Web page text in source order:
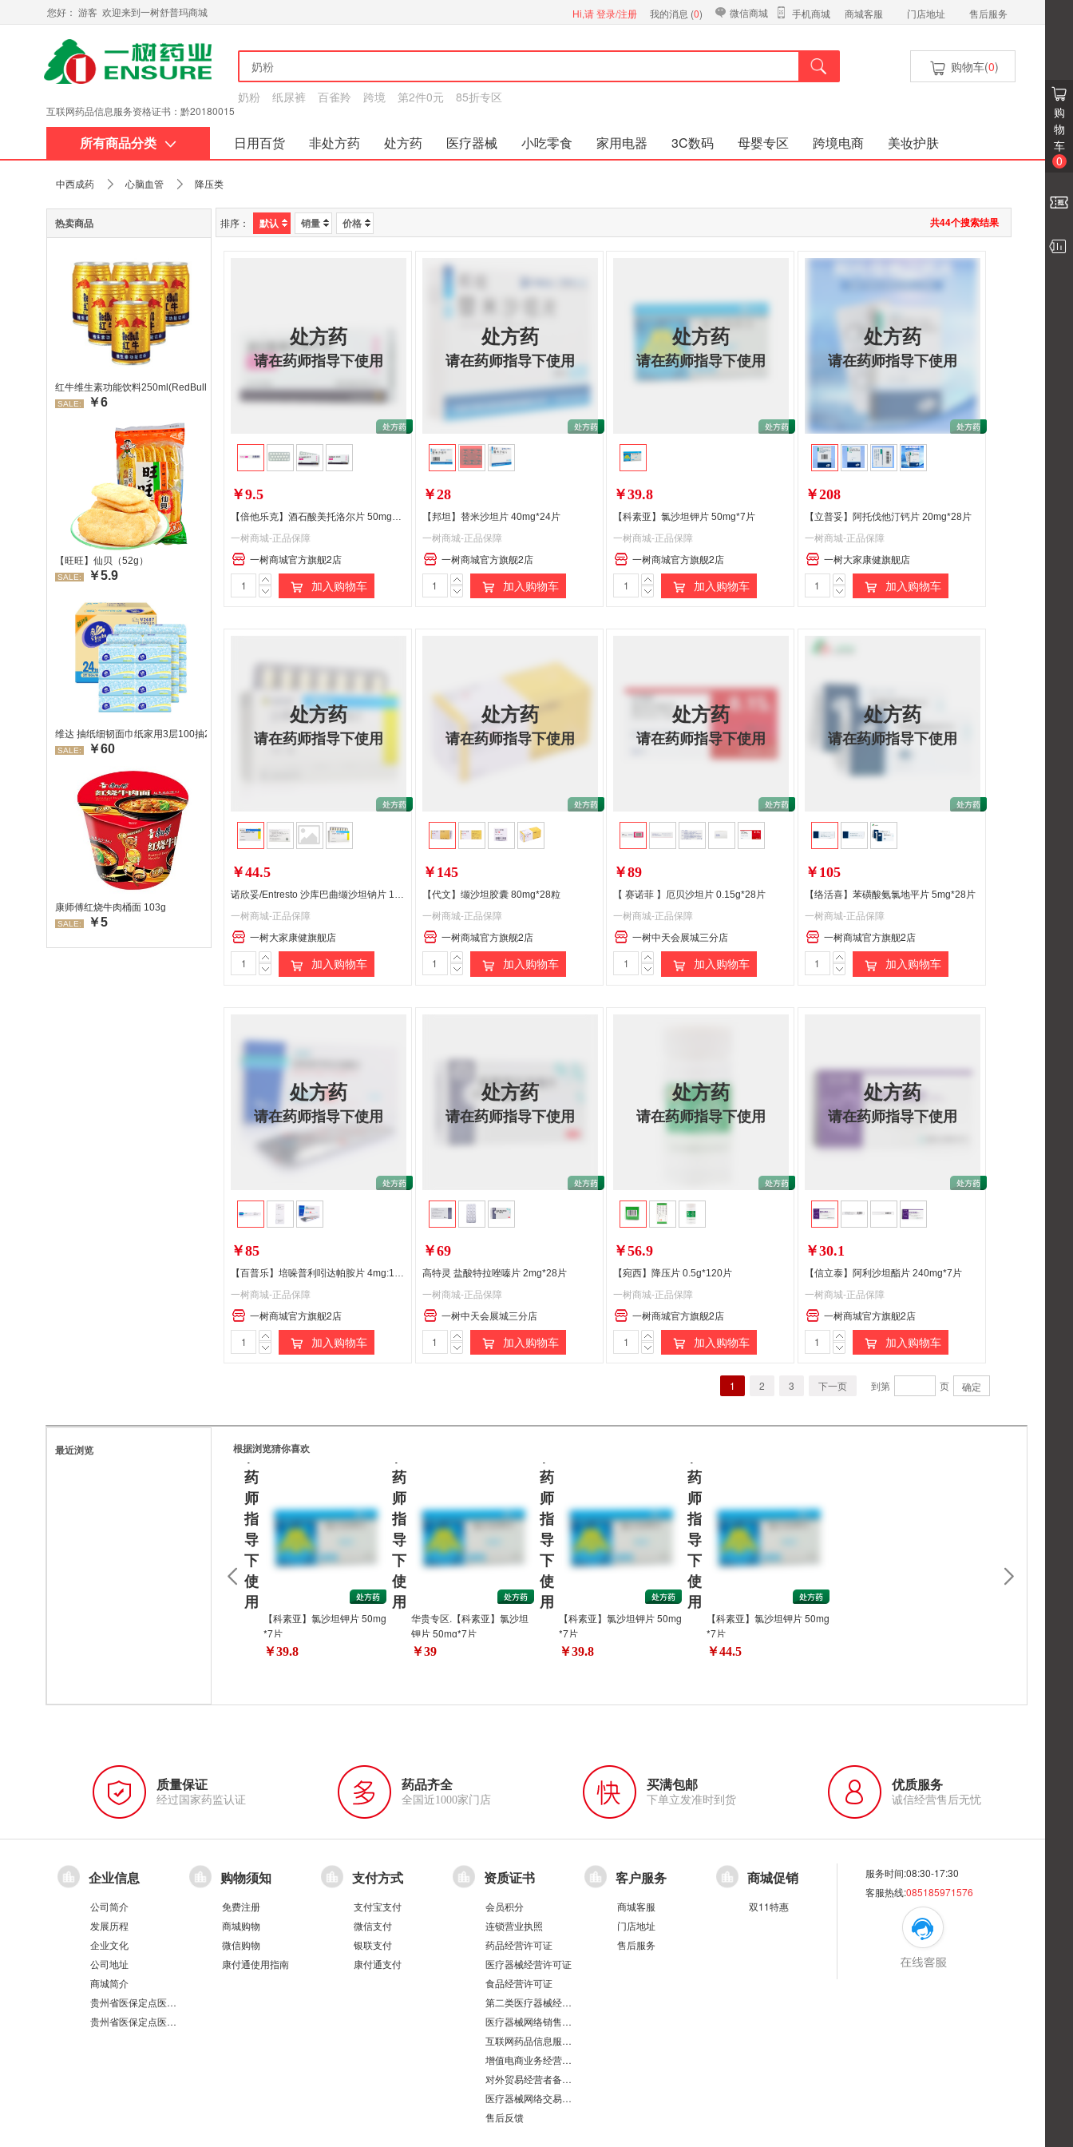
您好： 游客 欢迎来到一树舒普玛商城 Hi,请登录/注册 我的消息 (0) 微信商城 手机商城 商城客服 门店地址 售后服务
互联网药品信息服务资格证书：黔20180015
奶粉 纸尿裤 百雀羚 跨境 第2件0元 85折专区
购物车(0)
所有商品分类 日用百货 非处方药 处方药 医疗器械 小吃零食 家用电器 3C数码 母婴专区 跨境电商
美妆护肤
购
物
车
0
中西成药 心脑血管 降压类
热卖商品
红牛维生素功能饮料250ml(RedBull/红牛)
SALE: ￥6
【旺旺】仙贝（52g）
SALE: ￥5.9
维达 抽纸细韧面巾纸家用3层100抽24包/箱 超值装 偏远地区不发货偏远地区:(含新疆、西藏、内蒙古、宁夏、海南、青海)不发货
SALE: ￥60
康师傅红烧牛肉桶面 103g
SALE: ￥5
排序： 默认 销量 价格 共44个搜索结果
处方药
请在药师指导下使用
￥9.5
【倍他乐克】酒石酸美托洛尔片 50mg*20片
一树商城-正品保障
一树商城官方旗舰2店
加入购物车
处方药
请在药师指导下使用
￥28
【邦坦】替米沙坦片 40mg*24片
一树商城-正品保障
一树商城官方旗舰2店
加入购物车
处方药
请在药师指导下使用
￥39.8
【科素亚】氯沙坦钾片 50mg*7片
一树商城-正品保障
一树商城官方旗舰2店
加入购物车
处方药
请在药师指导下使用
￥208
【立普妥】阿托伐他汀钙片 20mg*28片
一树商城-正品保障
一树大家康健旗舰店
加入购物车
处方药
请在药师指导下使用
￥44.5
诺欣妥/Entresto 沙库巴曲缬沙坦钠片 100mg*14片/盒
一树商城-正品保障
一树大家康健旗舰店
加入购物车
处方药
请在药师指导下使用
￥145
【代文】缬沙坦胶囊 80mg*28粒
一树商城-正品保障
一树商城官方旗舰2店
加入购物车
处方药
请在药师指导下使用
￥89
【 赛诺菲 】厄贝沙坦片 0.15g*28片
一树商城-正品保障
一树中天会展城三分店
加入购物车
处方药
请在药师指导下使用
￥105
【络活喜】苯磺酸氨氯地平片 5mg*28片
一树商城-正品保障
一树商城官方旗舰2店
加入购物车
处方药
请在药师指导下使用
￥85
一树商城-正品保障
一树商城官方旗舰2店
加入购物车
处方药
请在药师指导下使用
￥69
高特灵 盐酸特拉唑嗪片 2mg*28片
一树商城-正品保障
一树中天会展城三分店
加入购物车
处方药
请在药师指导下使用
￥56.9
【宛西】降压片 0.5g*120片
一树商城-正品保障
一树商城官方旗舰2店
加入购物车
处方药
请在药师指导下使用
￥30.1
【信立泰】阿利沙坦酯片 240mg*7片
一树商城-正品保障
一树商城官方旗舰2店
加入购物车
1 2 3 下一页 到第 页 确定
最近浏览 根据浏览猜你喜欢
处
在
药
师
指
导
下
使
用
【科素亚】氯沙坦钾片 50mg
*7片
￥39.8
药
师
指
导
下
使
用
华贵专区.【科素亚】氯沙坦
钾片 50mg*7片
￥39
处
药
师
指
导
下
使
用
【科素亚】氯沙坦钾片 50mg
*7片
￥39.8
处
药
师
指
导
下
使
用
【科素亚】氯沙坦钾片 50mg
*7片
￥44.5
质量保证
经过国家药监认证
药品齐全
全国近1000家门店
买满包邮
下单立发准时到货
优质服务
诚信经营售后无忧
企业信息
公司简介
发展历程
企业文化
公司地址
商城简介
贵州省医保定点医疗机构医保服务情况表（第551分店）
贵州省医保定点医疗机构医保服务情况表（第100分店）
购物须知
免费注册
商城购物
微信购物
康付通使用指南
支付方式
支付宝支付
微信支付
银联支付
康付通支付
资质证书
会员积分
连锁营业执照
药品经营许可证
医疗器械经营许可证
食品经营许可证
第二类医疗器械经营备案凭证
医疗器械网络销售备案
互联网药品信息服务资格证书
增值电商业务经营许可证
对外贸易经营者备案登记表/海关报关单位注册登记证书
医疗器械网络交易服务第三方平台备案凭证
售后反馈
客户服务
商城客服
门店地址
售后服务
商城促销
双11特惠
服务时间:08:30-17:30
客服热线:085185971576